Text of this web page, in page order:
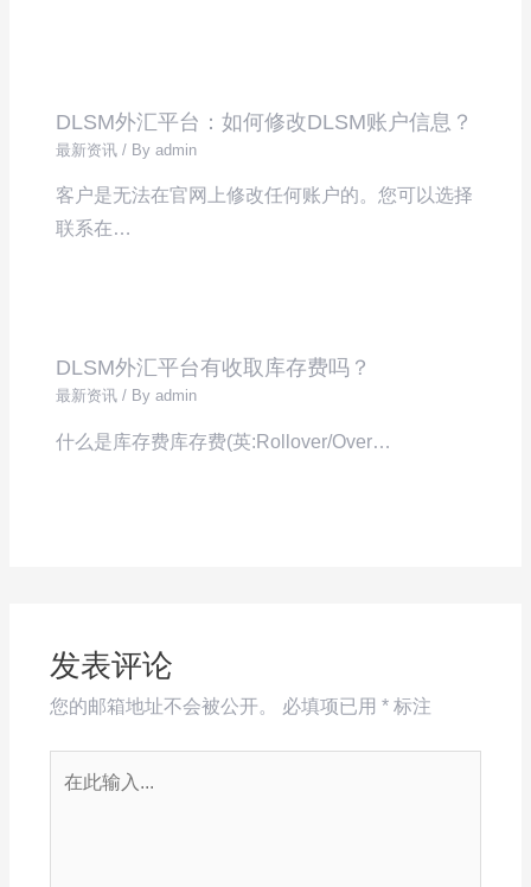
DLSM外汇平台：如何修改DLSM账户信息？
最新资讯 / Byadmin
客户是无法在官网上修改任何账户的。您可以选择
联系在…
DLSM外汇平台有收取库存费吗？
最新资讯 / Byadmin
什么是库存费库存费(英:Rollover/Over…
发表评论
您的邮箱地址不会被公开。 必填项已用 *标注